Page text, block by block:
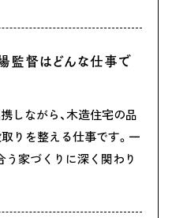
監督はどんな仕事で
しながら、木造住宅の品
取りを整える仕事です。一
家づくりに深く関わり